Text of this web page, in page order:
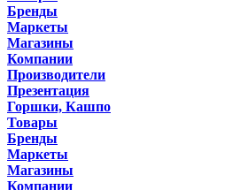
Бренды
Маркеты
Магазины
Компании
Производители
Презентация
Горшки, Кашпо
Товары
Бренды
Маркеты
Магазины
Компании